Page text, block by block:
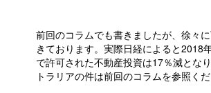
前回のコラムでも書きましたが、徐々
きております。実際日経によると2018
で許可された不動産投資は17％減とな
トラリアの件は前回のコラムを参照くだ